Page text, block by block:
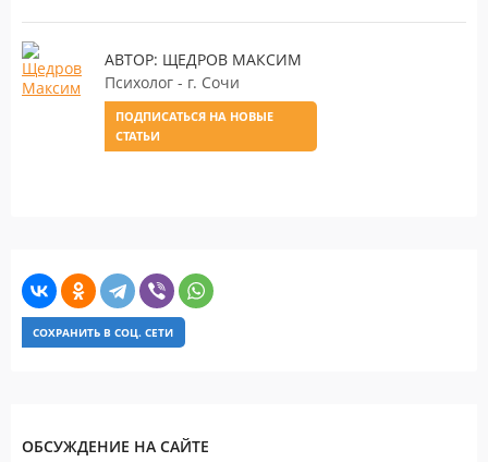
АВТОР: ЩЕДРОВ МАКСИМ
Психолог - г. Сочи
ПОДПИСАТЬСЯ НА НОВЫЕ
СТАТЬИ
СОХРАНИТЬ В СОЦ. СЕТИ
ОБСУЖДЕНИЕ НА САЙТЕ